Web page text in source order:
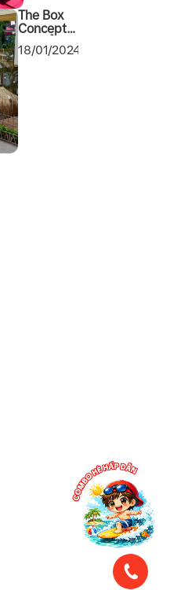
The Box
Concept
mua sắm
cuối tuần
mới toanh
tại Quận 1
Sài Gòn
18/01/2024